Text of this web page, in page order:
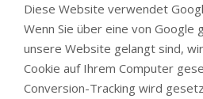
Diese Website verwendet
Wenn Sie über eine von Google
unsere Website gelangt sind,
Cookie auf Ihrem Computer
Conversion-Tracking wird